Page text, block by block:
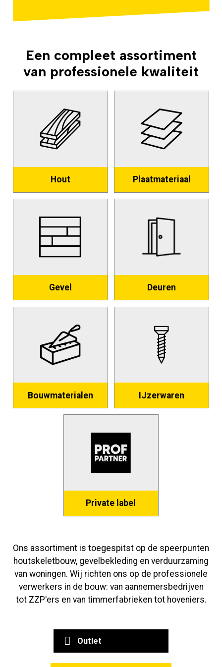
Een compleet assortiment
van professionele kwaliteit
Hout Plaatmateriaal
Gevel Deuren
Bouwmaterialen IJzerwaren
Private label
Ons assortiment is toegespitst op de speerpunten
houtskeletbouw, gevelbekleding en verduurzaming
van woningen. Wij richten ons op de professionele
verwerkers in de bouw: van aannemersbedrijven
tot ZZP'ers en van timmerfabrieken tot hoveniers.
Outlet